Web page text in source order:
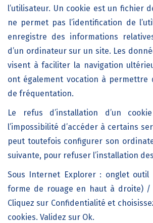
l’utilisateur. Un cookie est un fichier
ne permet pas l’identification de
enregistre des informations
d’un ordinateur sur un site. Les
visent à faciliter la navigation
ont également vocation à permettre
de fréquentation.
Le refus d’installation d’un
l’impossibilité d’accéder à certains
peut toutefois configurer son
suivante, pour refuser l’installation
Sous Internet Explorer : onglet outil
forme de rouage en haut à droite)
Cliquez sur Confidentialité et
cookies. Validez sur Ok.